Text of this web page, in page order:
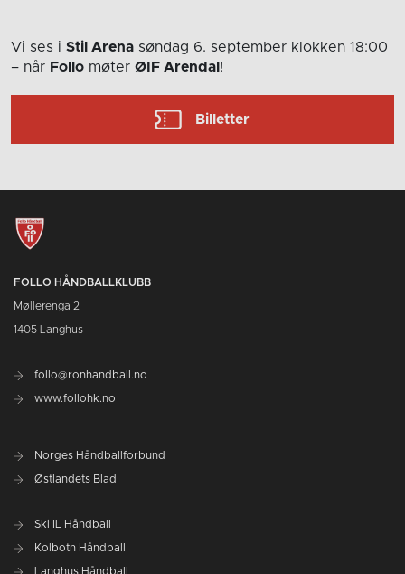
Vi ses i Stil Arena søndag 6. september klokken 18:00
– når Follo møter ØIF Arendal!
Billetter
FOLLO HÅNDBALLKLUBB
Møllerenga 2
1405 Langhus
follo@ronhandball.no
www.follohk.no
Norges Håndballforbund
Østlandets Blad
Ski IL Håndball
Kolbotn Håndball
Langhus Håndball